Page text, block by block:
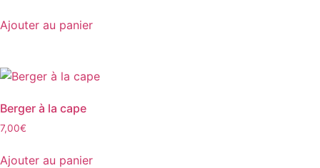
Ajouter au panier
Berger à la cape
7,00€
Ajouter au panier